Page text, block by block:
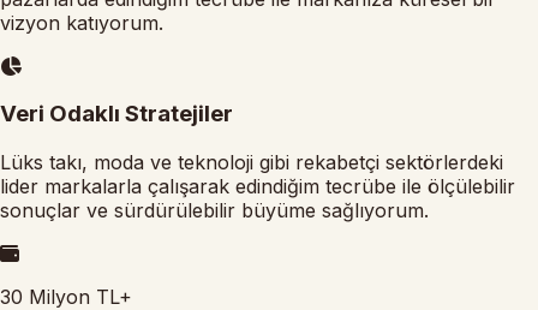
vizyon katıyorum.
Veri Odaklı Stratejiler
Lüks takı, moda ve teknoloji gibi rekabetçi sektörlerdeki
lider markalarla çalışarak edindiğim tecrübe ile ölçülebilir
sonuçlar ve sürdürülebilir büyüme sağlıyorum.
30 Milyon TL+